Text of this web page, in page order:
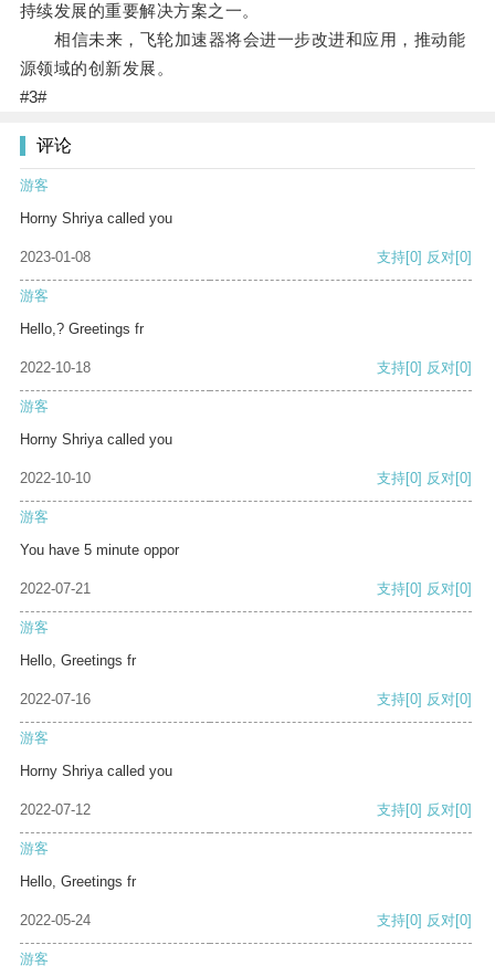
持续发展的重要解决方案之一。
相信未来，飞轮加速器将会进一步改进和应用，推动能
源领域的创新发展。
#3#
评论
游客
Horny Shriya called you
2023-01-08 支持[0] 反对[0]
游客
Hello,? Greetings fr
2022-10-18 支持[0] 反对[0]
游客
Horny Shriya called you
2022-10-10 支持[0] 反对[0]
游客
You have 5 minute oppor
2022-07-21 支持[0] 反对[0]
游客
Hello, Greetings fr
2022-07-16 支持[0] 反对[0]
游客
Horny Shriya called you
2022-07-12 支持[0] 反对[0]
游客
Hello, Greetings fr
2022-05-24 支持[0] 反对[0]
游客